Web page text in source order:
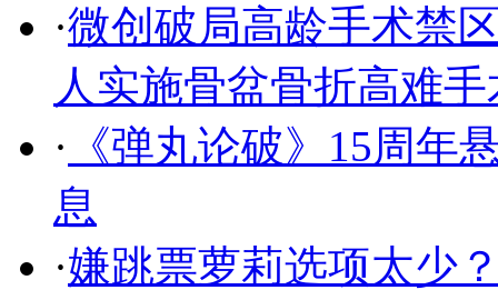
·微创破局高龄手术禁
人实施骨盆骨折高难手
· 《弹丸论破》15周年
息
·嫌跳票萝莉选项太少